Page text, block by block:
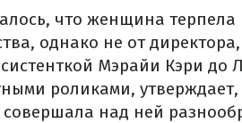
что женщина терпела
однако не от
Мэрайи Кэри
роликами,
совершала над ней